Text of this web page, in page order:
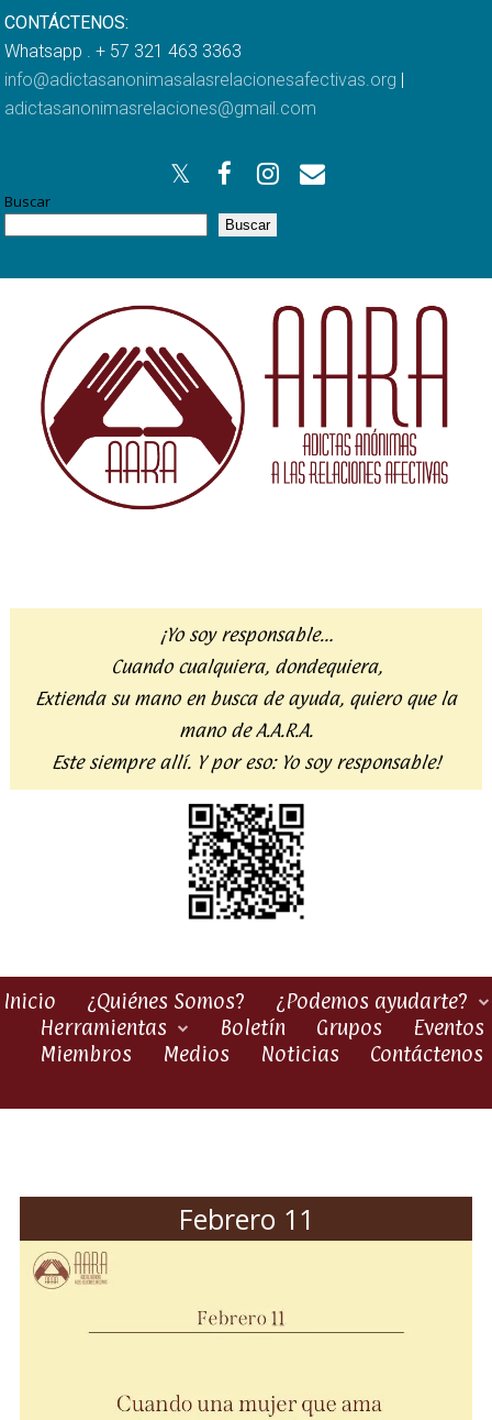
CONTÁCTENOS:
Whatsapp . + 57 321 463 3363
info@adictasanonimasalasrelacionesafectivas.org |
adictasanonimasrelaciones@gmail.com
Buscar
Buscar
¡Yo soy responsable…
Cuando cualquiera, dondequiera,
Extienda su mano en busca de ayuda, quiero que la
mano de A.A.R.A.
Este siempre allí. Y por eso: Yo soy responsable!
Inicio ¿Quiénes Somos?
¿Podemos ayudarte?
Herramientas
Boletín Grupos
Eventos
Miembros
Medios Noticias Contáctenos
Febrero 11